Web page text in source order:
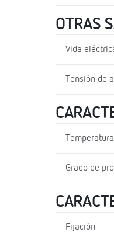
OTRAS
Vida
Tensión de
Grado de
Fijación